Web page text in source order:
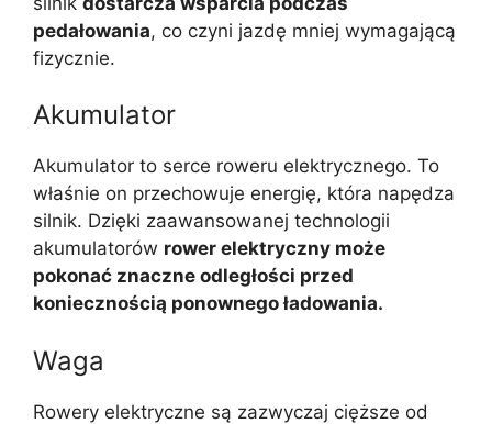
pedałowania, co czyni jazdę mniej wymagającą
fizycznie.
Akumulator
Akumulator to serce roweru elektrycznego. To
właśnie on przechowuje energię, która napędza
silnik. Dzięki zaawansowanej technologii
akumulatorów rower elektryczny może
pokonać znaczne odległości przed
koniecznością ponownego ładowania.
Waga
Rowery elektryczne są zazwyczaj cięższe od